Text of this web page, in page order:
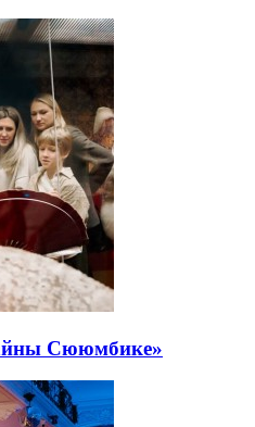
Сююмбике»